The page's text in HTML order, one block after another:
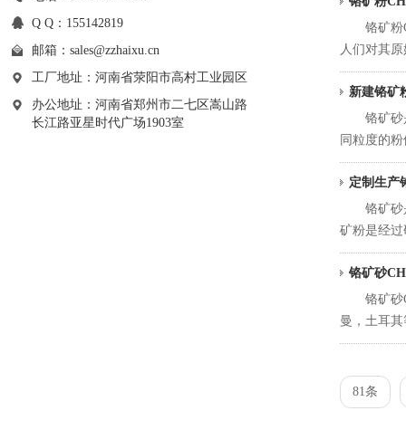
Q Q：155142819
邮箱： sales@zzhaixu.cn
工厂地址：河南省荥阳市高村工业园区
办公地址：河南省郑州市二七区嵩山路
长江路亚星时代广场1903室
铬矿粉
人们对其
新建铬矿
铬矿砂是
同粒度的
定制生产
铬矿砂是
矿粉是经
铬矿砂
铬矿砂
曼，土耳
81条